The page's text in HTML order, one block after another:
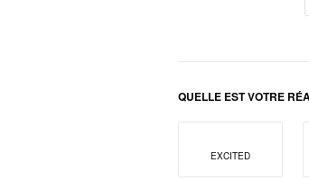
QUELLE EST VOTRE
EXCITED